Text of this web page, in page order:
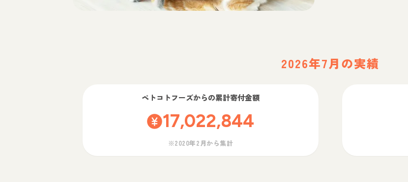
2026年7月の実績
ペトコトフーズからの累計寄付金額
17,022,844
※2020年2月から集計